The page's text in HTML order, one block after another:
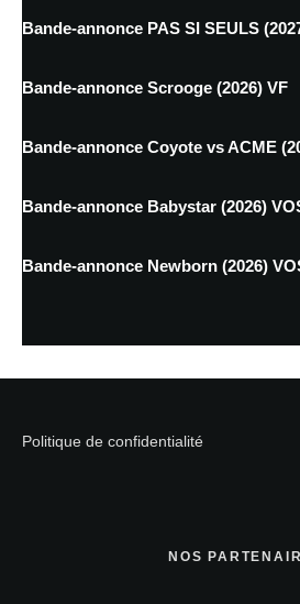
Bande-annonce PAS SI SEULS
Bande-annonce Scrooge (2026) VF
Bande-annonce Coyote vs ACME
Bande-annonce Babystar (2026)
Bande-annonce Newborn (2026)
Politique de confidentialité
NOS